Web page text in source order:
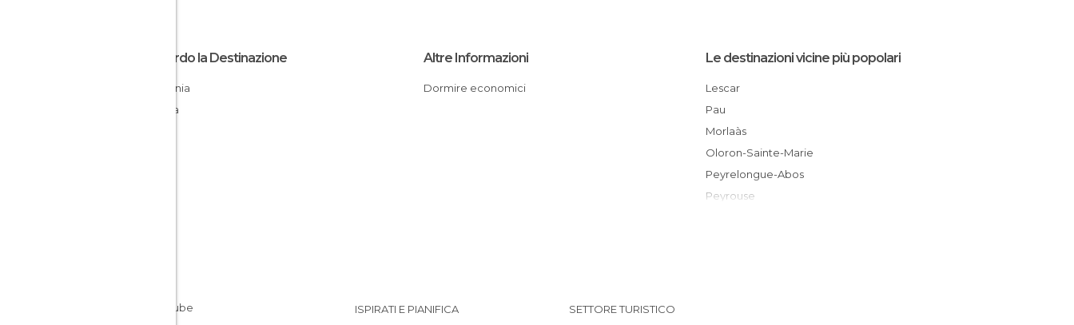
Riguardo la Destinazione
Aquitania
Francia
Altre Informazioni
Dormire economici
Le destinazioni vicine più popolari
Lescar
Pau
Morlaàs
Oloron-Sainte-Marie
Peyrelongue-Abos
Peyrouse
ISPIRATI E PIANIFICA SETTORE TURISTICO